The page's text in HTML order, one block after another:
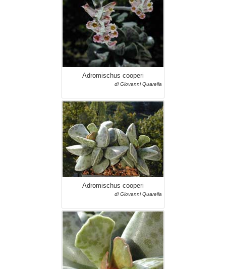
Adromischus cooperi
di Giovanni Quarella
Adromischus cooperi
di Giovanni Quarella